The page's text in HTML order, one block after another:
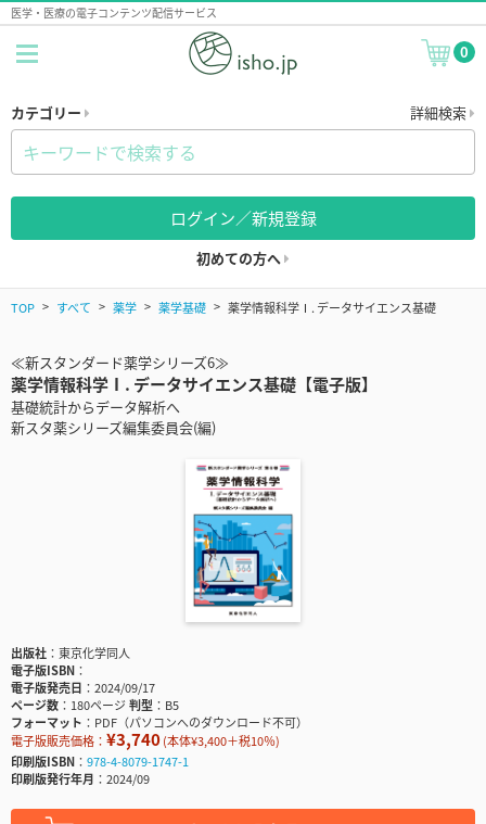
医学・医療の電子コンテンツ配信サービス
0
カテゴリー 詳細検索
ログイン／新規登録
初めての方へ
TOP すべて 薬学 薬学基礎 薬学情報科学Ⅰ. データサイエンス基礎
≪新スタンダード薬学シリーズ6≫
薬学情報科学Ⅰ. データサイエンス基礎【電子版】
基礎統計からデータ解析へ
新スタ薬シリーズ編集委員会(編)
出版社
東京化学同人
電子版ISBN
電子版発売日
2024/09/17
ページ数
180ページ判型
B5
フォーマット
PDF（パソコンへのダウンロード不可）
電子版販売価格： ¥3,740(本体¥3,400＋税10％)
印刷版ISBN
978-4-8079-1747-1
印刷版発行年月
2024/09